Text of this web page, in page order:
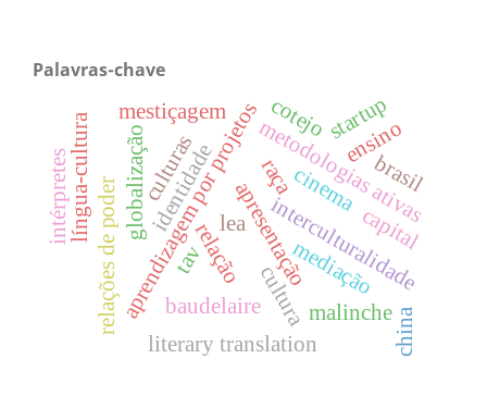
Palavras-chave
apresentação
aprendizagem por projetoscultura
globalização cinema
interculturalidade
culturas
mediação
relação
baudelaire
lea metodologias ativas
malinche
relações de poder
mestiçagem
identidade
língua-cultura ensino
intérpretes
tav
cotejo
literary translation
capital
raça
startup
brasil
china